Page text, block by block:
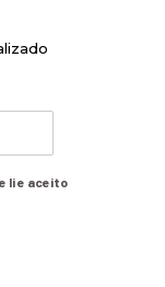
li e aceito